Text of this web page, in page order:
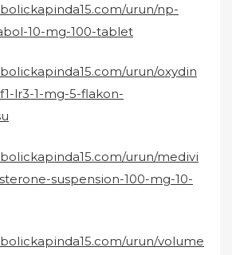
urun/np-
10-mg-100-tablet
urun/oxydin
lr3-1-mg-5-flakon-
urun/medivi
suspension-100-mg-10-
urun/volume